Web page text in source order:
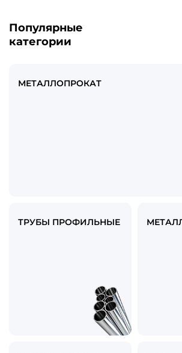
Популярные
категории
МЕТАЛЛОПРОКАТ
ТРУБЫ ПРОФИЛЬНЫЕ